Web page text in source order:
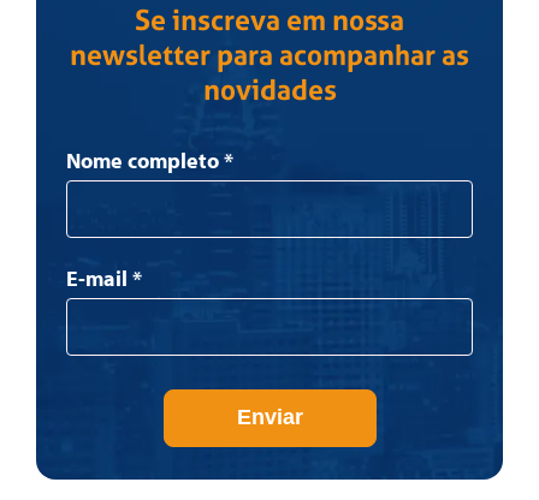
Se inscreva em nossa
newsletter para acompanhar as
novidades
Newsletter
Nome completo*
E-mail *
Enviar